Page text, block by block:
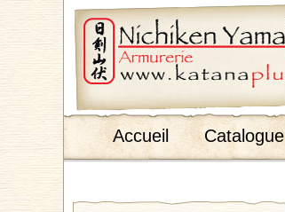
Accueil Catalogue